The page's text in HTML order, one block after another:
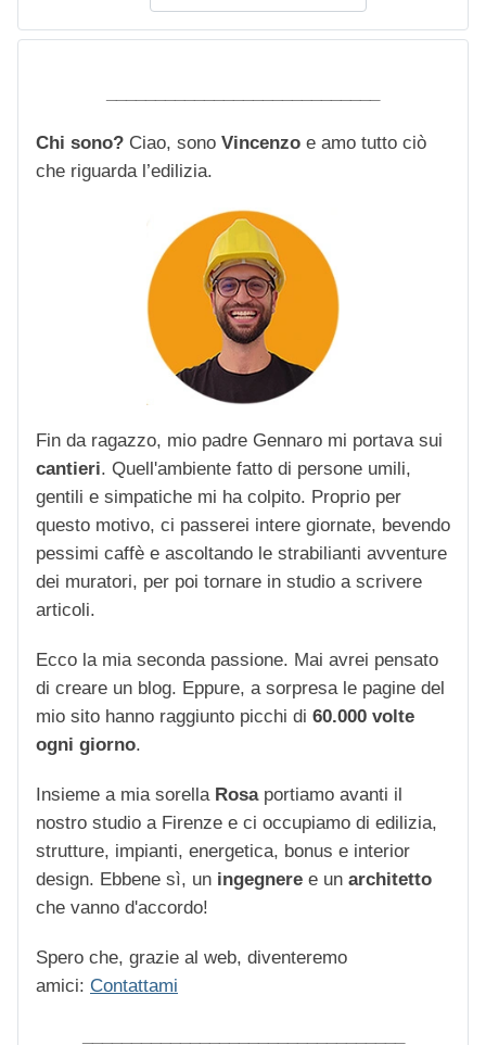
Chi sono? Ciao, sono Vincenzo e amo tutto ciò
che riguarda l’edilizia.
Fin da ragazzo, mio padre Gennaro mi portava sui
cantieri. Quell'ambiente fatto di persone umili,
gentili e simpatiche mi ha colpito. Proprio per
questo motivo, ci passerei intere giornate, bevendo
pessimi caffè e ascoltando le strabilianti avventure
dei muratori, per poi tornare in studio a scrivere
articoli.
Ecco la mia seconda passione. Mai avrei pensato
di creare un blog. Eppure, a sorpresa le pagine del
mio sito hanno raggiunto picchi di 60.000 volte
ogni giorno.
Insieme a mia sorella Rosaportiamo avanti il
nostro studio a Firenze e ci occupiamo di edilizia,
strutture, impianti, energetica, bonus e interior
design. Ebbene sì, un ingegnere e un architetto
che vanno d'accordo!
Spero che, grazie al web, diventeremo
amici: Contattami